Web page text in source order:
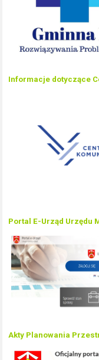
Informacje dotyczące
Portal E-Urząd Urzędu
Akty Planowania